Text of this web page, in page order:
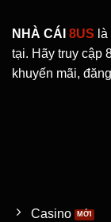
NHÀ CÁI 8US
tại. Hãy truy cập
khuyến mãi,
Casino